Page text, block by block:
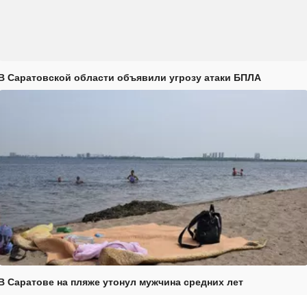
Саратовской области объявили угрозу атаки БПЛА
Саратове на пляже утонул мужчина средних лет